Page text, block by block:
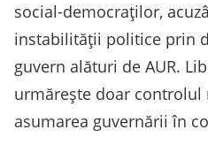
social-democraților,
instabilității politice prin
guvern alături de AUR.
urmărește doar controlul
asumarea guvernării în